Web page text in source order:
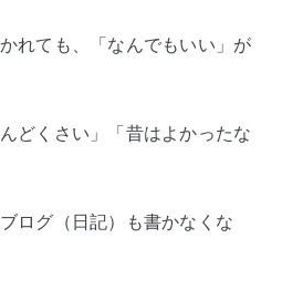
れても、「なんでもいい」が
どくさい」「昔はよかったな
ログ（日記）も書かなくな